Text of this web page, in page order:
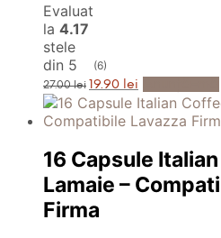
Evaluat
la 4.17
stele
din 5
(6)
27.00lei Prețul
inițial
a
fost:
19.90 lei Prețul
curent
este:
19.90 lei.
16 Capsule
Lamaie –
Firma